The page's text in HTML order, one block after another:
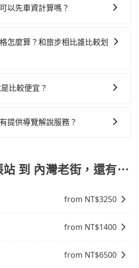
行，高鐵加轉乘之平均每人花費為
少額外負擔90元車資，而且更會額
與等車上，現在還不馬上來預約
可能的每小時40元路邊停車費用預
這類乘坐體驗較差的車款，如果人
有較大的七人座或九人座可供選
好像在開樂透一樣。另外，偶爾也
的人來說就有不小的風險。最後，
價格約為1,915~2,300元間，但如改
叫車的難度是雙北市的80倍。綜合
服務品質上，tripool都是你從捷運
里以上的山區，行程都是可以依照
以先車資計算嗎？
以隨時掌握交通開支。
怎麼算？和旅步相比誰比較划
距離來計算，而且在不同城市和地
楚具體價格和注意事項。相比之
比較便宜？
擔心價格比市價便宜不少，是不是
煙，於新冠肺炎期間也絕對全程
以能將價格壓在市價7~8折的主
「回頭車」的比例。這不僅體現
機來服務更多的旅客，意味著使
務品質的控管會更佳。但tripool網
一般來說越早預訂價格越優，且
提供導覽解說服務？
聯繫我們，將有專人協助回覆確
站 到 內灣老街，還有⋯
from NT$3250
from NT$1400
from NT$6500